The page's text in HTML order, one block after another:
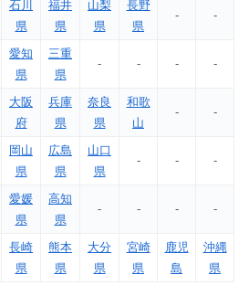
石川
県
福井
県
山梨
県
長野
県
- -
愛知
県
三重
県
- - - -
大阪
府
兵庫
県
奈良
県
和歌
山
- -
岡山
県
広島
県
山口
県
- - -
愛媛
県
高知
県
- - - -
長崎
県
熊本
県
大分
県
宮崎
県
鹿児
島
沖縄
県